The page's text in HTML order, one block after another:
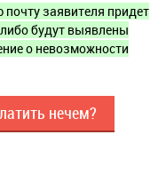
заявителя придет
будут выявлены
о невозможности
нечем?